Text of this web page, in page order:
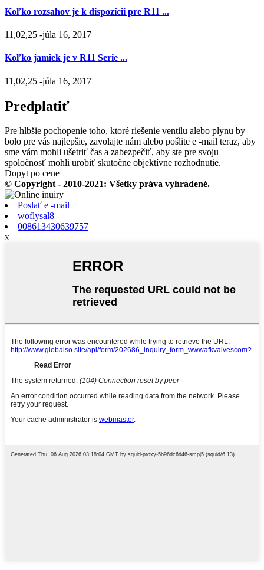
Koľko rozsahov je k dispozícii pre R11 ...
11,02,25 -júla 16, 2017
Koľko jamiek je v R11 Serie ...
11,02,25 -júla 16, 2017
Predplatiť
Pre hlbšie pochopenie toho, ktoré riešenie ventilu alebo plynu by
bolo pre vás najlepšie, zavolajte nám alebo pošlite e -mail teraz, aby
sme vám mohli ušetriť čas a zabezpečiť, aby ste pre svoju
spoločnosť mohli urobiť skutočne objektívne rozhodnutie.
Dopyt po cene
© Copyright - 2010-2021: Všetky práva vyhradené.
Poslať e -mail
woflysal8
008613430639757
x